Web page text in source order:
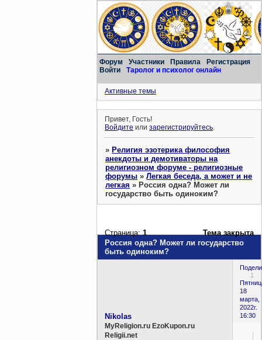
Форум Участники Правила
Регистрация
Войти
Таролог и психолог онлайн
Активные темы
Привет, Гость!
Войдите илизарегистрируйтесь.
»Религия эзотерика философия
анекдоты и демотиваторы на
религиозном форуме - религиозные
форумы »Легкая беседа, а может и не
легкая »Россия одна? Может ли
государство быть одиноким?
Россия одна? Может ли государство
быть одиноким?
Страница:1 Тема закрыта
1
18
марта,
2022г.
16:30
Nikolas
MyReligion.ru EzoKupon.ru
Religii.net